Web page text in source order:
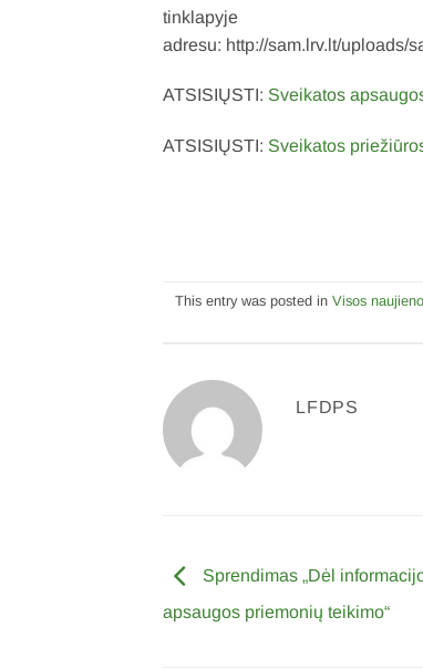
tinklapyje
adresu: http://sam.lrv.lt/uploads/
ATSISIŲSTI: Sveikatos
ATSISIŲSTI: Sveikatos
This entry was posted in Visos
LFDPS
Sprendimas „Dėl
apsaugos priemonių teikimo“